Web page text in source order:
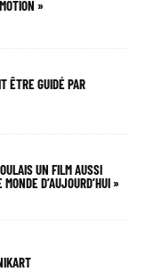
»
ÊTRE GUIDÉ PAR
UN FILM AUSSI
D’AUJOURD’HUI »